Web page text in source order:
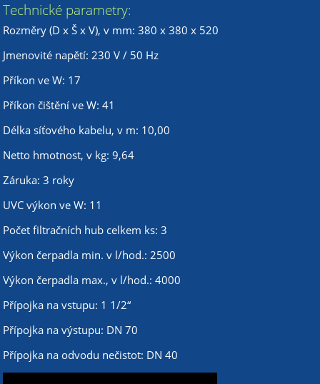
Technické parametry:
Rozměry (D x Š x V), v mm: 380 x 380 x 520
Jmenovité napětí: 230 V / 50 Hz
Příkon ve W: 17
Příkon čištění ve W: 41
Délka síťového kabelu, v m: 10,00
Netto hmotnost, v kg: 9,64
Záruka: 3 roky
UVC výkon ve W: 11
Počet filtračních hub celkem ks: 3
Výkon čerpadla min. v l/hod.: 2500
Výkon čerpadla max., v l/hod.: 4000
Přípojka na vstupu: 1 1/2“
Přípojka na výstupu: DN 70
Přípojka na odvodu nečistot: DN 40